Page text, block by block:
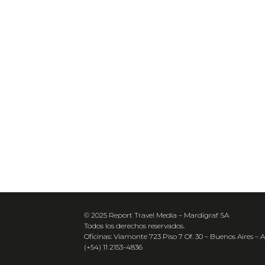
© 2025 Report Travel Media – Mardigraf SA
Todos los derechos reservados.
Oficinas: Viamonte 723 Piso 7 Of. 30 – Buenos Aires –
(+54) 11 2153-4836